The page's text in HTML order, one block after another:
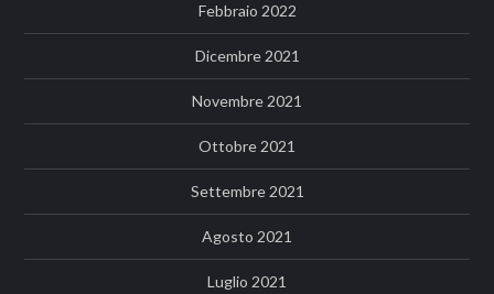
Febbraio 2022
Dicembre 2021
Novembre 2021
Ottobre 2021
Settembre 2021
Agosto 2021
Luglio 2021